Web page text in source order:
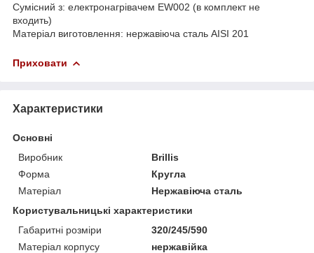
Сумісний з: електронагрівачем EW002 (в комплект не
входить)
Матеріал виготовлення: нержавіюча сталь AISI 201
Приховати
Характеристики
Основні
Виробник
Brillis
Форма
Кругла
Матеріал
Нержавіюча сталь
Користувальницькі характеристики
Габаритні розміри
320/245/590
Матеріал корпусу
нержавійка